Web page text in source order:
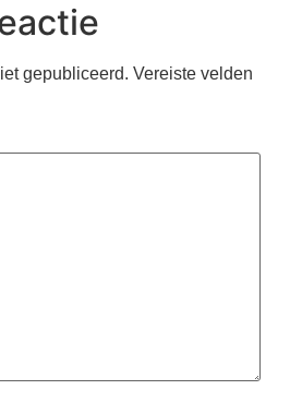
gepubliceerd. Vereiste velden